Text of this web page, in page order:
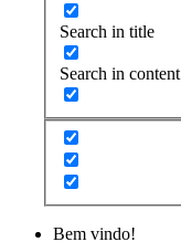
Search in title
Search in content
Bem vindo!